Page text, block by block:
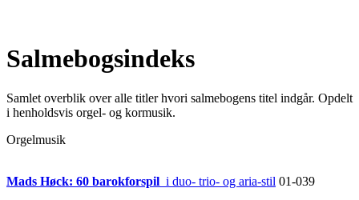
Salmebogsindeks
Samlet overblik over alle titler hvori salmebogens titel indgår. Opdelt
i henholdsvis orgel- og kormusik.
Orgelmusik
Mads Høck: 60 barokforspil i duo- trio- og aria-stil 01-039